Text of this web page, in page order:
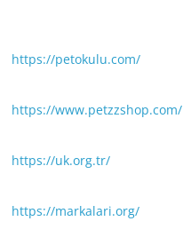
https://petokulu.com/
https://www.petzzshop.com/
https://uk.org.tr/
https://markalari.org/